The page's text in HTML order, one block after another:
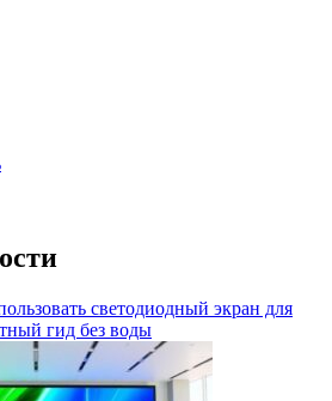
светодиодный экран для
гид без воды